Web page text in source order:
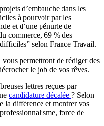
d’embauche dans les
à pourvoir par les
et d’une pénurie de
commerce, 69 % des
selon France Travail.
permettront de rédiger des
le job de vos rêves.
lettres reçues par
candidature décalée ? Selon
la différence et montrer vos
force de